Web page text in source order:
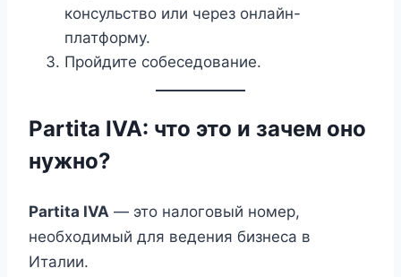
консульство или через онлайн-
платформу.
Пройдите собеседование.
Partita IVA: что это и зачем оно
нужно?
Partita IVA — это налоговый номер,
необходимый для ведения бизнеса в
Италии.